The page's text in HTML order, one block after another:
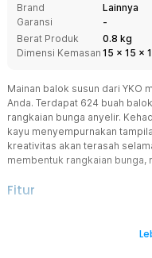
Brand
Lainnya
Garansi
-
Berat Produk
0.8 kg
Dimensi Kemasan 15 x 15 x
Mainan balok susun dari YKO
Anda. Terdapat 624 buah
rangkaian bunga anyelir.
kayu menyempurnakan
kreativitas akan terasah
membentuk rangkaian bunga,
Fitur
Mengusung konsep flower